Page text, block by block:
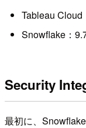
Tableau Cloud
Snowflake：
Security
最初に、